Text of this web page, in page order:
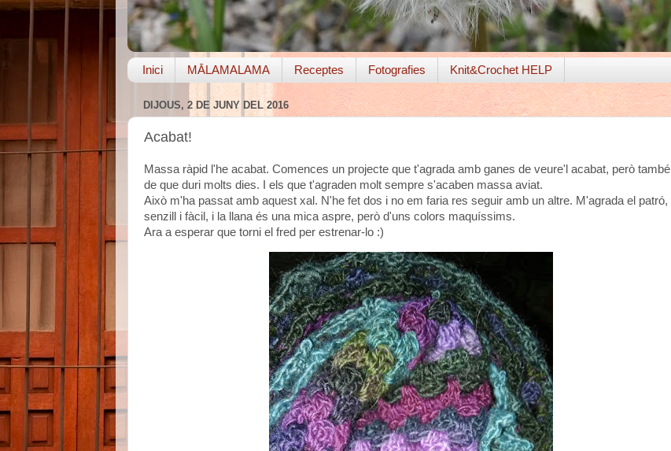
Inici MĀLAMALAMA Receptes Fotografies Knit&Crochet HELP
DIJOUS, 2 DE JUNY DEL 2016
Acabat!
Massa ràpid l'he acabat. Comences un projecte que t'agrada amb ganes de veure'l acabat, però també
de que duri molts dies. I els que t'agraden molt sempre s'acaben massa aviat.
Això m'ha passat amb aquest xal. N'he fet dos i no em faria res seguir amb un altre. M'agrada el patró,
senzill i fàcil, i la llana és una mica aspre, però d'uns colors maquíssims.
Ara a esperar que torni el fred per estrenar-lo :)